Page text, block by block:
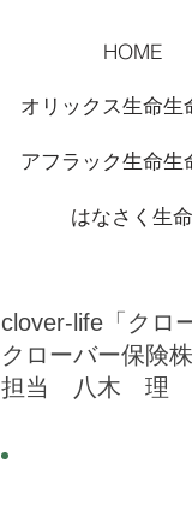
HOME
オリックス生命生
アフラック生命生
はなさく生命
clover-life「クロ
クローバー保険
担当 八木 理​